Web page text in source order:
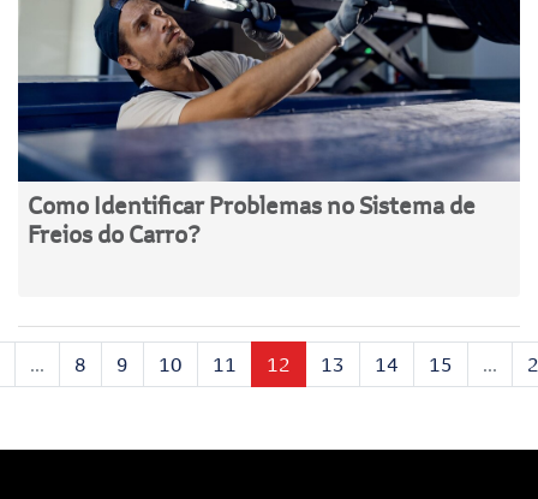
Como Identificar Problemas no Sistema de
Freios do Carro?
... 8 9 10 11 12 13 14 15 ...